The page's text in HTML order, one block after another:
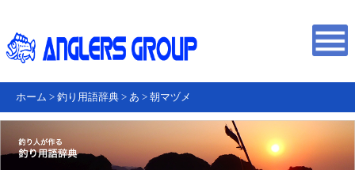
ホーム > 釣り用語辞典 > あ > 朝マヅメ